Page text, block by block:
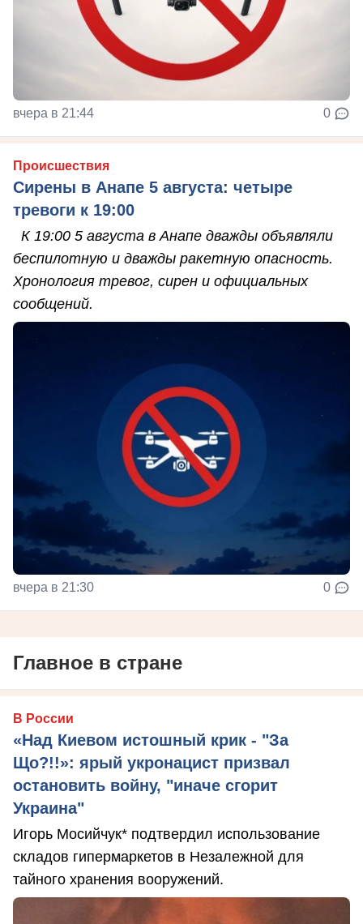
вчера в 21:44 0
Происшествия
Сирены в Анапе 5 августа: четыре
тревоги к 19:00
К 19:00 5 августа в Анапе дважды объявляли
беспилотную и дважды ракетную опасность.
Хронология тревог, сирен и официальных
сообщений.
вчера в 21:30 0
Главное в стране
В России
«Над Киевом истошный крик - "За
Що?!!»: ярый укронацист призвал
остановить войну, "иначе сгорит
Украина"
Игорь Мосийчук* подтвердил использование
складов гипермаркетов в Незалежной для
тайного хранения вооружений.